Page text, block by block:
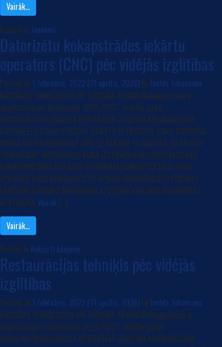
Vairāk…
Posted in Jaunumi
Datorizētu kokapstrādes iekārtu
operators (CNC) pēc vidējās izglītības
Posted on 1 februāris, 2022 (21 aprīlis, 2026) by Evalds Johansons
KULDĪGAS TEHNOLOĢIJU UN TŪRISMA TEHNIKUMSIepazīstina ar
apgūstamajām profesijām 2026./2027. mācību gadā!
IEGŪSTAMĀKVALIFIKĀCIJA IEPRIEKŠĒJĀ IZGLĪTĪBA MĀCĪBUILGUMS
DATORIZĒTO KOKAPSTRĀDES IEKĀRTU OPERATORS (CNC) VISPĀRĒJĀ
VIDĒJĀ VAI PROFESIONĀLĀ (PĒC 12. KLASES) 1,5 GADI KO TU APGŪSI
TEHNIKUMĀ? INDIVIDUĀLU KOKA IZSTRĀDĀJUMU IZGATAVOŠANU
KOKRŪPNIECĪBAS NOZARES UZŅĒMUMA PAMATPROCESUS KOKA
IZSTRĀDĀJUMU NEMEHANIZĒTU APDARI NEMEHANIZĒTU KOKSNES
LĪMĒŠANU KOKSNES MEHĀNISKO APSTRĀDI KOKSNES MEHĀNISKĀS
APSTRĀDES Vairāk […]
Vairāk…
Posted in Kokizstrādājumi
Restaurācijas tehniķis pēc vidējās
izglītības
Posted on 1 februāris, 2022 (21 aprīlis, 2026) by Evalds Johansons
KULDĪGAS TEHNOLOĢIJU UN TŪRISMA TEHNIKUMSIepazīstina ar
apgūstamajām profesijām 2026./2027. mācību gadā!
IEGŪSTAMĀKVALIFIKĀCIJA IEPRIEKŠĒJĀ IZGLĪTĪBA MĀCĪBUILGUMS